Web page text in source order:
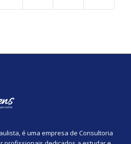
é uma empresa de Consultoria